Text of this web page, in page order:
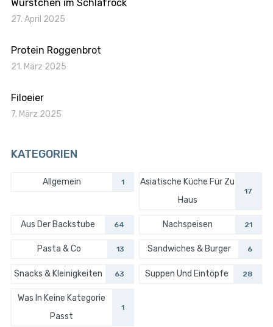
Würstchen im Schlafrock
27. April 2025
Protein Roggenbrot
21. März 2025
Filoeier
7. März 2025
KATEGORIEN
Allgemein 1
Asiatische Küche Für Zu
Haus
17
Aus Der Backstube 64 Nachspeisen 21
Pasta & Co 13 Sandwiches & Burger 6
Snacks & Kleinigkeiten 63 Suppen Und Eintöpfe 28
Was In Keine Kategorie
Passt
1